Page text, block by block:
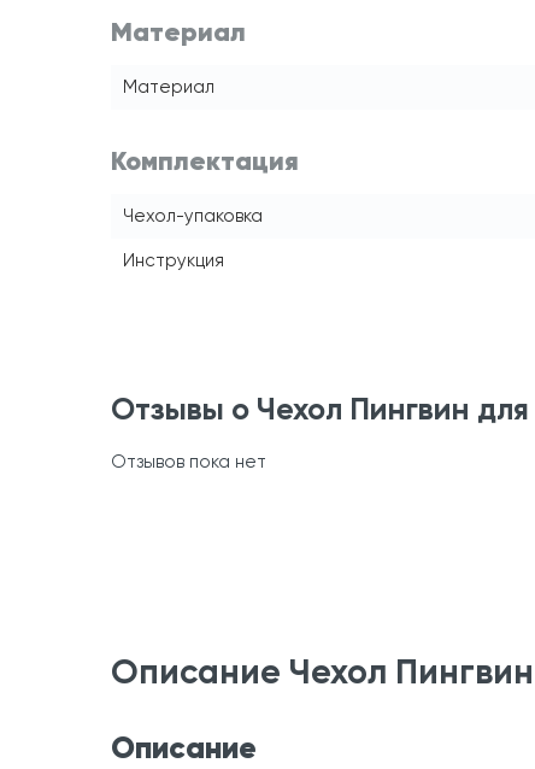
Материал
Материал
Комплектация
Чехол-упаковка
Инструкция
Отзывы о Чехол Пингвин
Отзывов пока нет
Описание Чехол
Описание